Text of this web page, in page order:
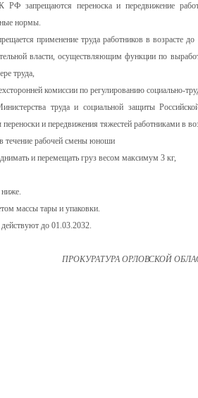
запрещаются переноска и передвижение
нормы.
применение труда работников в возрасте
власти, осуществляющим функции по
труда,
комиссии по регулированию социально-
труда и социальной защиты
и передвижения тяжестей работниками в
течение рабочей смены юноши
и перемещать груз весом максимум 3 кг,
массы тары и упаковки.
до 01.03.2032.
ПРОКУРАТУРА ОРЛОВСКОЙ